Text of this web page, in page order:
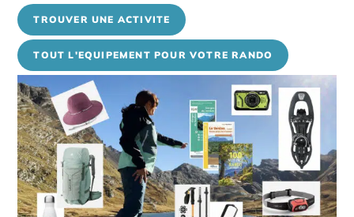
TROUVER UNE ACTIVITE
TOUT L'EQUIPEMENT POUR VOTRE RANDO